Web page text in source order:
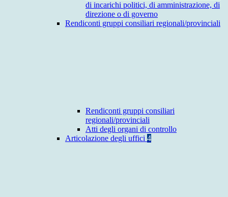
di incarichi politici, di amministrazione, di
direzione o di governo
Rendiconti gruppi consiliari regionali/provinciali
Rendiconti gruppi consiliari
regionali/provinciali
Atti degli organi di controllo
Articolazione degli uffici 4